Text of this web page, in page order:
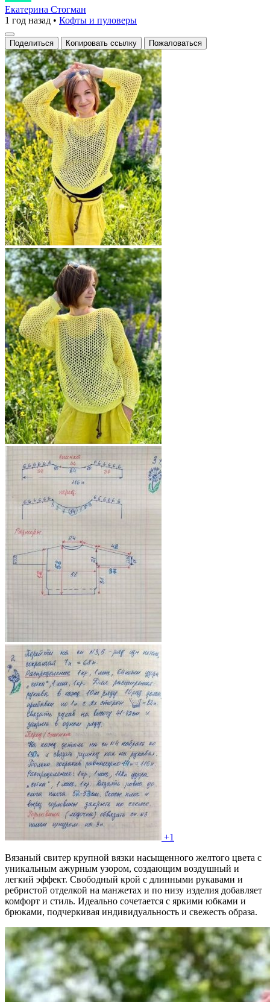
вязаный
свитер
с
ажурным
узором
Екатерина Стогман
1 год назад • Кофты и пуловеры
Поделиться Копировать ссылку Пожаловаться
+1
Вязаный свитер крупной вязки насыщенного желтого цвета с
уникальным ажурным узором, создающим воздушный и
легкий эффект. Свободный крой с длинными рукавами и
ребристой отделкой на манжетах и по низу изделия добавляет
комфорт и стиль. Идеально сочетается с яркими юбками и
брюками, подчеркивая индивидуальность и свежесть образа.